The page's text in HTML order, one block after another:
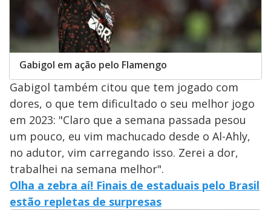
Gabigol em ação pelo Flamengo
Gabigol também citou que tem jogado com
dores, o que tem dificultado o seu melhor jogo
em 2023: "Claro que a semana passada pesou
um pouco, eu vim machucado desde o Al-Ahly,
no adutor, vim carregando isso. Zerei a dor,
trabalhei na semana melhor".
Olha a zebra aí! Finais de estaduais pelo Brasil
estão repletas de surpresas